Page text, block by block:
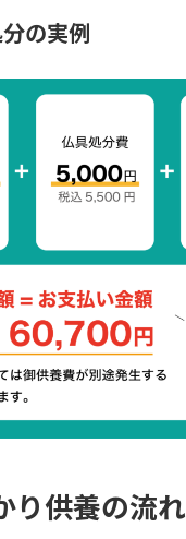
の実例
り供養の流れ